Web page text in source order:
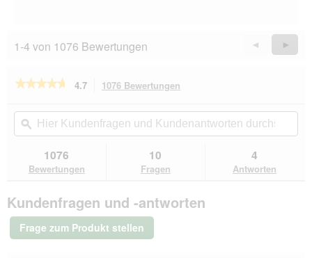
1-4 von 1076 Bewertungen
Zurück
Reviews
◄
Weiter
►
★★★★★
★★★★★
5
lesen
Hill's
c/d
Multicare
3
4.7 1076 Bewertungen
Aktion
navigierst
du
Bewertungen.
Hier
Kundenfragen
und
Kundenantworten
durchsuchen
ϙ
1076
Bewertungen
10
Fragen
4
Antworten
Kundenfragen und -antworten
Frage zum Produkt stellen